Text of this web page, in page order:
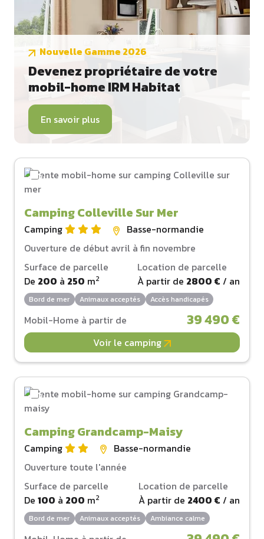
Nouvelle Gamme 2026
Devenez propriétaire de votre
mobil-home IRM Habitat
En savoir plus
Camping Colleville Sur Mer
Camping
Basse-normandie
Ouverture de début avril à fin novembre
Surface de parcelle
De 200 à 250 m2
Location de parcelle
À partir de 2800 € / an
Bord de mer Animaux acceptés Accès handicapés
Mobil-Home à partir de 39 490 €
Voir le camping
Camping Grandcamp-Maisy
Camping
Basse-normandie
Ouverture toute l'année
Surface de parcelle
De 100 à 200 m2
Location de parcelle
À partir de 2400 € / an
Bord de mer Animaux acceptés Ambiance calme